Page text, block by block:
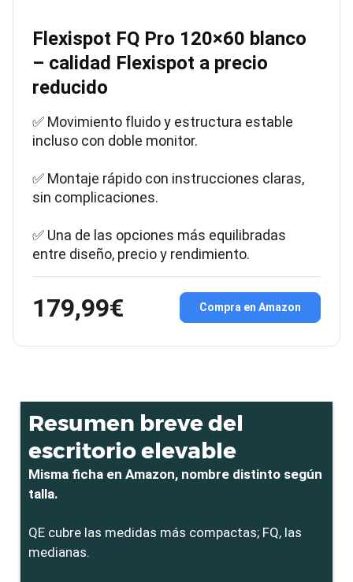
Flexispot FQ Pro 120×60 blanco
– calidad Flexispot a precio
reducido
✅ Movimiento fluido y estructura estable
incluso con doble monitor.
✅ Montaje rápido con instrucciones claras,
sin complicaciones.
✅ Una de las opciones más equilibradas
entre diseño, precio y rendimiento.
179,99€ Compra en Amazon
Resumen breve del
escritorio elevable
Misma ficha en Amazon, nombre distinto según
talla.
QE cubre las medidas más compactas; FQ, las
medianas.